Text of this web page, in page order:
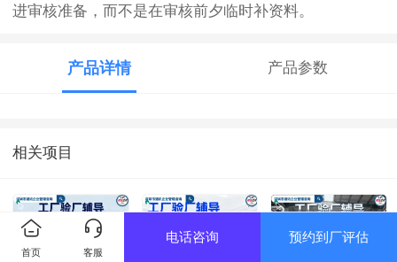
进审核准备，而不是在审核前夕临时补资料。
产品详情 产品参数
相关项目
首页 客服
电话咨询 预约到厂评估